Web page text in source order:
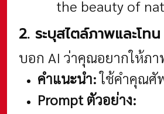
the beauty of
2. ระบุสไตล์ภาพและโ
บอก AI ว่าคุณอยากให้ภา
คำแนะนำ:ใช้คำคุณศั
Prompt ตัวอย่าง: